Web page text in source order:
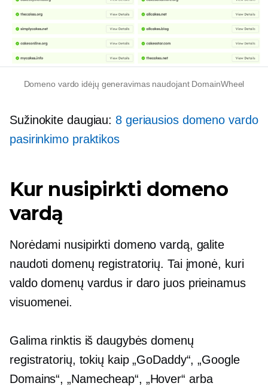
Domeno vardo idėjų generavimas naudojant DomainWheel
Sužinokite daugiau: 8 geriausios domeno vardo
pasirinkimo praktikos
Kur nusipirkti domeno
vardą
Norėdami nusipirkti domeno vardą, galite
naudoti domenų registratorių. Tai įmonė, kuri
valdo domenų vardus ir daro juos prieinamus
visuomenei.
Galima rinktis iš daugybės domenų
registratorių, tokių kaip „GoDaddy“, „Google
Domains“, „Namecheap“, „Hover“ arba